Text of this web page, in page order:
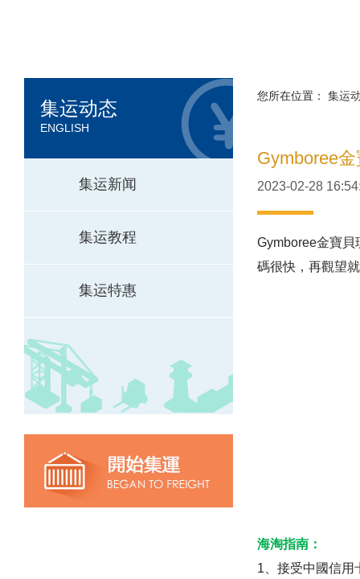
集运动态
ENGLISH
集运新闻
集运教程
集运特惠
您所在位置： 集运
Gymboree
2023-02-28
Gymboree金寶貝
碼很快，再觀望
海淘指南：
1、接受中國信用